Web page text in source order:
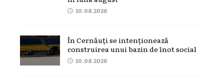
10.08.2026
În Cernăuți se intenționează
construirea unui bazin de înot social
10.08.2026